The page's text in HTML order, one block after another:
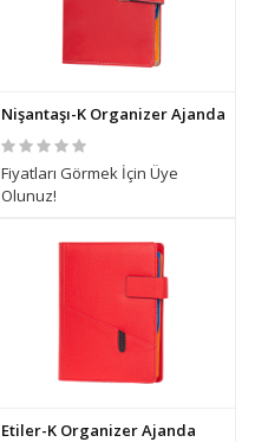
Nişantaşı-K Organizer Ajanda
Fiyatları Görmek İçin Üye
Olunuz!
Etiler-K Organizer Ajanda